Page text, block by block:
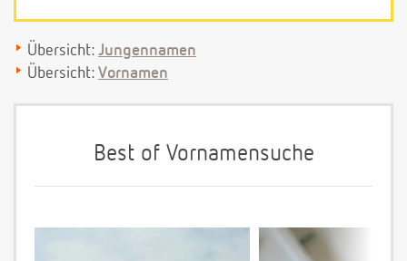
Übersicht: Jungennamen
Übersicht: Vornamen
Best of Vornamensuche